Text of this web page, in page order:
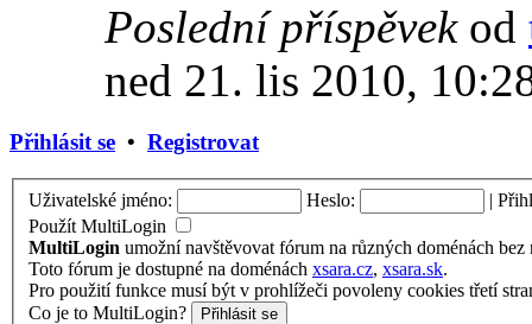
Poslední příspěvekod
ned 21. lis 2010,
Přihlásit se • Registrovat
Uživatelské jméno: Heslo: |
Použít MultiLogin
MultiLogin umožní navštěvovat fórum na různých doménách
Toto fórum je dostupné na doménách xsara.cz, xsara.sk.
Pro použití funkce musí být v prohlížeči povoleny cookies třetí
Co je to MultiLogin?